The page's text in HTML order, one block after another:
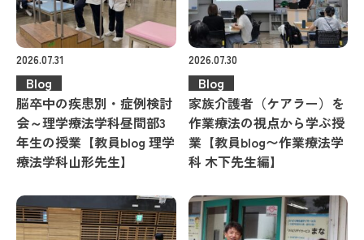
2026.07.31
Blog
脳卒中の疾患別・症例検討
会～理学療法学科昼間部3
年生の授業【教員blog 理学
療法学科山形先生】
2026.07.30
Blog
家族介護者（ケアラー）を
作業療法の視点から学ぶ授
業【教員blog〜作業療法学
科 木下先生編】